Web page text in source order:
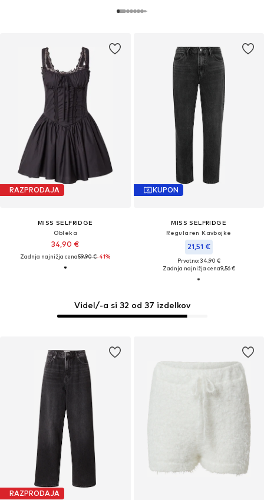
RAZPRODAJA
MISS SELFRIDGE
Obleka
34,90 €
Zadnja najnižja cena59,90 €-41%
KUPON
MISS SELFRIDGE
Regularen Kavbojke
21,51 €
Prvotno: 34,90 €
Zadnja najnižja cena9,56 €
RAZPRODAJA
Videl/-a si 32 od 37 izdelkov